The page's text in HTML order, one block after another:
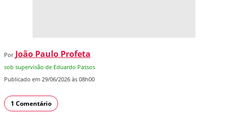
Por João Paulo Profeta
sob supervisão de Eduardo Passos
Publicado em 29/06/2026 às 08h00
1 Comentário